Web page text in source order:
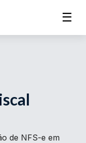
☰
de NFS-e em